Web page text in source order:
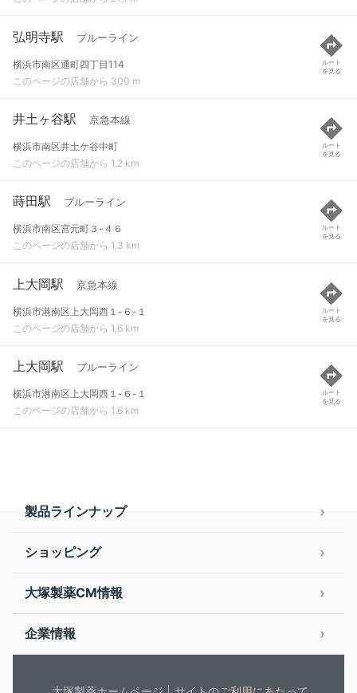
弘明寺駅 ブルーライン
横浜市南区通町四丁目114
このページの店舗から 300 m
ルート
を見る
井土ヶ谷駅 京急本線
横浜市南区井土ケ谷中町
このページの店舗から 1.2 km
ルート
を見る
蒔田駅 ブルーライン
横浜市南区宮元町３-４６
このページの店舗から 1.3 km
ルート
を見る
上大岡駅 京急本線
横浜市港南区上大岡西１-６-１
このページの店舗から 1.6 km
ルート
を見る
上大岡駅 ブルーライン
横浜市港南区上大岡西１-６-１
このページの店舗から 1.6 km
ルート
を見る
製品ラインナップ
ショッピング
大塚製薬CM情報
企業情報